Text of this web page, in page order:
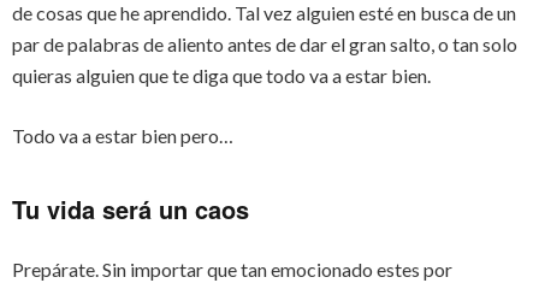
de cosas que he aprendido. Tal vez alguien esté en busca de un
par de palabras de aliento antes de dar el gran salto, o tan solo
quieras alguien que te diga que todo va a estar bien.
Todo va a estar bien pero…
Tu vida será un caos
Prepárate. Sin importar que tan emocionado estes por